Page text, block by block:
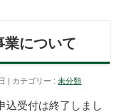
業について
カテゴリー :未分類
込受付は終了しまし